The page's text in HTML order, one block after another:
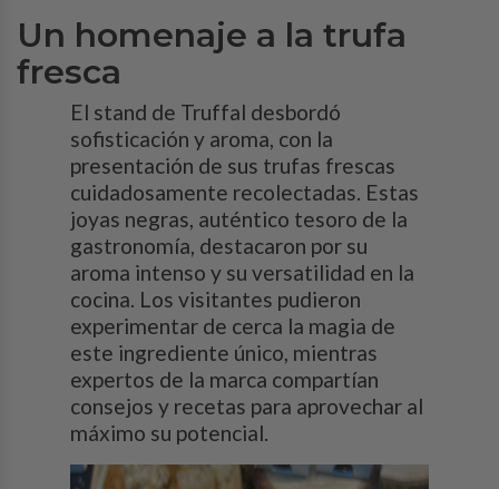
Un homenaje a la trufa
fresca
El stand de Truffal desbordó
sofisticación y aroma, con la
presentación de sus trufas frescas
cuidadosamente recolectadas. Estas
joyas negras, auténtico tesoro de la
gastronomía, destacaron por su
aroma intenso y su versatilidad en la
cocina. Los visitantes pudieron
experimentar de cerca la magia de
este ingrediente único, mientras
expertos de la marca compartían
consejos y recetas para aprovechar al
máximo su potencial.